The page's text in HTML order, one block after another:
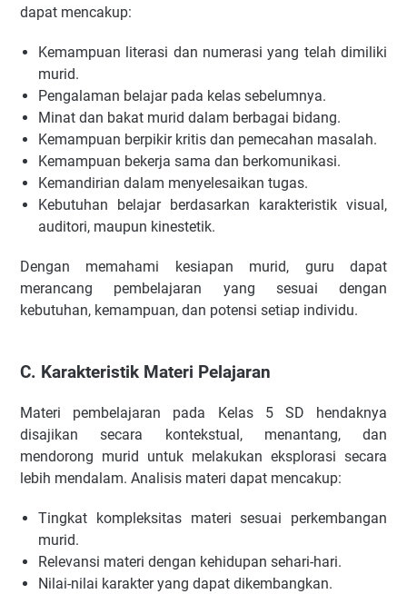
dapat mencakup:
Kemampuan literasi dan numerasi yang telah dimiliki
murid.
Pengalaman belajar pada kelas sebelumnya.
Minat dan bakat murid dalam berbagai bidang.
Kemampuan berpikir kritis dan pemecahan masalah.
Kemampuan bekerja sama dan berkomunikasi.
Kemandirian dalam menyelesaikan tugas.
Kebutuhan belajar berdasarkan karakteristik visual,
auditori, maupun kinestetik.
Dengan memahami kesiapan murid, guru dapat
merancang pembelajaran yang sesuai dengan
kebutuhan, kemampuan, dan potensi setiap individu.
C. Karakteristik Materi Pelajaran
Materi pembelajaran pada Kelas 5 SD hendaknya
disajikan secara kontekstual, menantang, dan
mendorong murid untuk melakukan eksplorasi secara
lebih mendalam. Analisis materi dapat mencakup:
Tingkat kompleksitas materi sesuai perkembangan
murid.
Relevansi materi dengan kehidupan sehari-hari.
Nilai-nilai karakter yang dapat dikembangkan.